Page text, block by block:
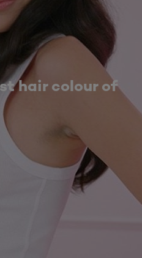
hair colour of